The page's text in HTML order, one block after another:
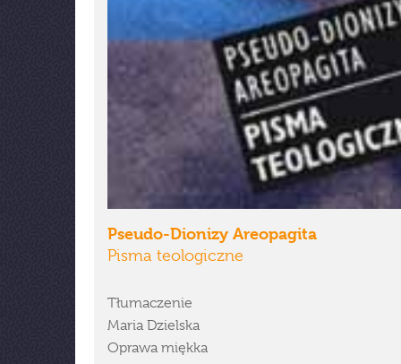
Pseudo-Dionizy Areopagita
Pisma teologiczne
Tłumaczenie
Maria Dzielska
Oprawa miękka